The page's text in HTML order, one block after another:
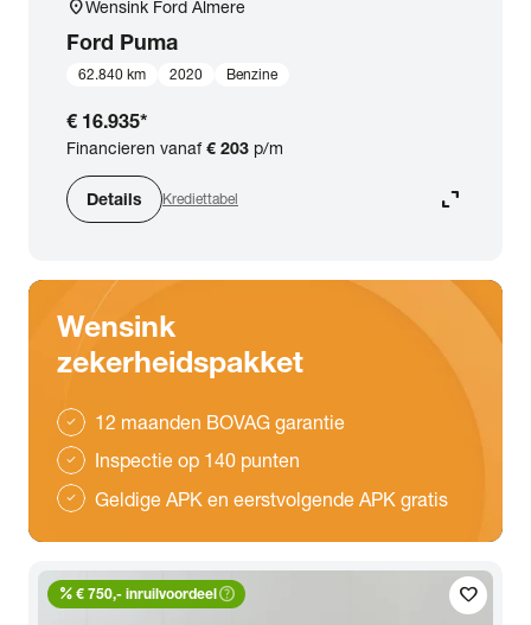
location_onWensink Ford Almere
Ford Puma
62.840 km 2020 Benzine
€ 16.935*
Financieren vanaf€ 203 p/m
Details Krediettabel expand_content
Wensink
zekerheidspakket
check 12 maanden BOVAG garantie
check Inspectie op 140 punten
check Geldige APK en eerstvolgende APK gratis
favorite
percent € 750,- inruilvoordeelhelp_outline